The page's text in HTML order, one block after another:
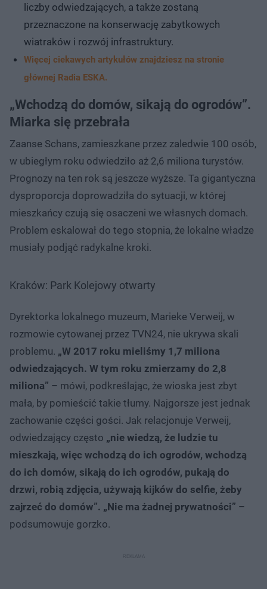
liczby odwiedzających, a także zostaną
przeznaczone na konserwację zabytkowych
wiatraków i rozwój infrastruktury.
Więcej ciekawych artykułów znajdziesz na stronie
głównej Radia ESKA.
„Wchodzą do domów, sikają do ogrodów”.
Miarka się przebrała
Zaanse Schans, zamieszkane przez zaledwie 100 osób,
w ubiegłym roku odwiedziło aż 2,6 miliona turystów.
Prognozy na ten rok są jeszcze wyższe. Ta gigantyczna
dysproporcja doprowadziła do sytuacji, w której
mieszkańcy czują się osaczeni we własnych domach.
Problem eskalował do tego stopnia, że lokalne władze
musiały podjąć radykalne kroki.
Kraków: Park Kolejowy otwarty
Dyrektorka lokalnego muzeum, Marieke Verweij, w
rozmowie cytowanej przez TVN24, nie ukrywa skali
problemu. „W 2017 roku mieliśmy 1,7 miliona
odwiedzających. W tym roku zmierzamy do 2,8
miliona” – mówi, podkreślając, że wioska jest zbyt
mała, by pomieścić takie tłumy. Najgorsze jest jednak
zachowanie części gości. Jak relacjonuje Verweij,
odwiedzający często „nie wiedzą, że ludzie tu
mieszkają, więc wchodzą do ich ogrodów, wchodzą
do ich domów, sikają do ich ogrodów, pukają do
drzwi, robią zdjęcia, używają kijków do selfie, żeby
zajrzeć do domów”. „Nie ma żadnej prywatności” –
podsumowuje gorzko.